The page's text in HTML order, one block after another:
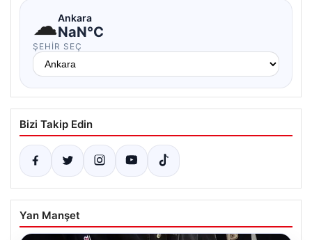
☁Ankara
NaN°C
ŞEHIR SEÇ
Bizi Takip Edin
Yan Manşet